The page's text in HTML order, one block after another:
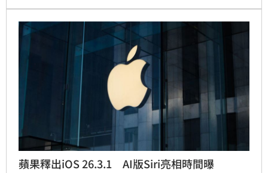
力支持產業創新升級，並輔導中小企業，共同打造全民
智慧生活圈，提升國家科技競爭力與經濟韌性。
蘋果釋出iOS 26.3.1 AI版Siri亮相時間曝